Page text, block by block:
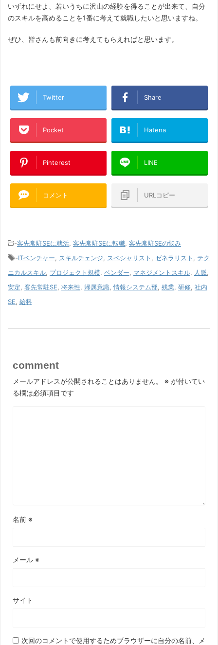
いずれにせよ、若いうちに沢山の経験を得ることが出来て、自分
のスキルを高めることを1番に考えて就職したいと思いますね。
ぜひ、皆さんも前向きに考えてもらえればと思います。
Twitter Share
Pocket Hatena
Pinterest LINE
コメント URLコピー
-客先常駐SEに就活 客先常駐SEに転職 客先常駐SEの悩み
-ITベンチャー スキルチェンジ スペシャリスト ゼネラリスト
テク
ニカルスキル プロジェクト規模 ベンダー マネジメントスキル 人脈
安定 客先常駐SE 将来性 帰属意識 情報システム部 残業 研修 社内
SE 給料
comment
メールアドレスが公開されることはありません。 ※ が付いてい
る欄は必須項目です
名前 ※
メール ※
サイト
次回のコメントで使用するためブラウザーに自分の名前、メ